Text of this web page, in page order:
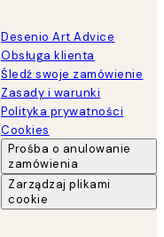
Desenio Art Advice
Obsługa klienta
Śledź swoje zamówienie
Zasady i warunki
Polityka prywatności
Cookies
Prośba o anulowanie
zamówienia
Zarządzaj plikami
cookie